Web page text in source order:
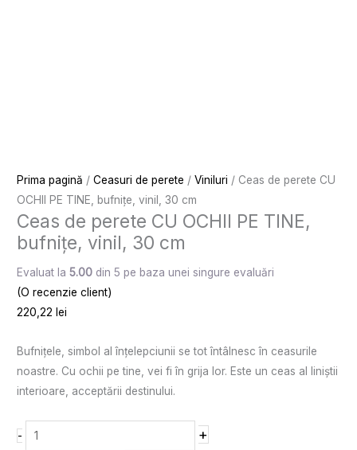
Prima pagină /Ceasuri de perete /Viniluri / Ceas de perete CU
OCHII PE TINE, bufnițe, vinil, 30 cm
Ceas de perete CU OCHII PE TINE,
bufnițe, vinil, 30 cm
Evaluat la5.00 din 5 pe baza unei singure evaluări
(O recenzie client)
220,22 lei
Bufnițele, simbol al înțelepciunii se tot întâlnesc în ceasurile
noastre. Cu ochii pe tine, vei fi în grija lor. Este un ceas al liniștii
interioare, acceptării destinului.
- +